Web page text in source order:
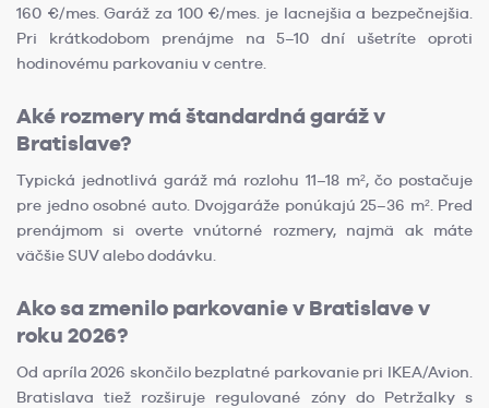
160 €/mes. Garáž za 100 €/mes. je lacnejšia a bezpečnejšia.
Pri krátkodobom prenájme na 5–10 dní ušetríte oproti
hodinovému parkovaniu v centre.
Aké rozmery má štandardná garáž v
Bratislave?
Typická jednotlivá garáž má rozlohu 11–18 m², čo postačuje
pre jedno osobné auto. Dvojgaráže ponúkajú 25–36 m². Pred
prenájmom si overte vnútorné rozmery, najmä ak máte
väčšie SUV alebo dodávku.
Ako sa zmenilo parkovanie v Bratislave v
roku 2026?
Od apríla 2026 skončilo bezplatné parkovanie pri IKEA/Avion.
Bratislava tiež rozširuje regulované zóny do Petržalky s